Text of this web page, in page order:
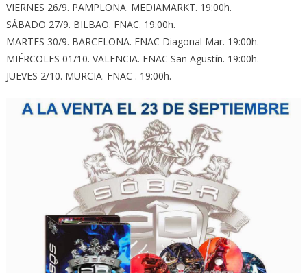
VIERNES 26/9. PAMPLONA. MEDIAMARKT. 19:00h.
SÁBADO 27/9. BILBAO. FNAC. 19:00h.
MARTES 30/9. BARCELONA. FNAC Diagonal Mar. 19:00h.
MIÉRCOLES 01/10. VALENCIA. FNAC San Agustín. 19:00h.
JUEVES 2/10. MURCIA. FNAC . 19:00h.